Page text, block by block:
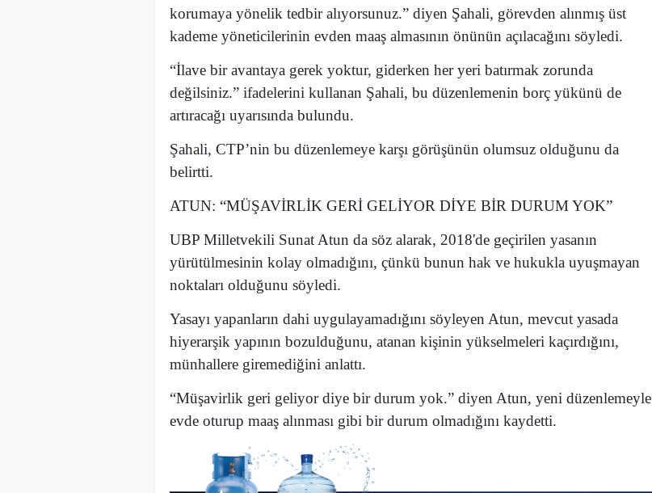
korumaya yönelik tedbir alıyorsunuz.” diyen Şahali, görevden alınmış üst
kademe yöneticilerinin evden maaş almasının önünün açılacağını söyledi.
“İlave bir avantaya gerek yoktur, giderken her yeri batırmak zorunda
değilsiniz.” ifadelerini kullanan Şahali, bu düzenlemenin borç yükünü de
artıracağı uyarısında bulundu.
Şahali, CTP’nin bu düzenlemeye karşı görüşünün olumsuz olduğunu da
belirtti.
ATUN: “MÜŞAVİRLİK GERİ GELİYOR DİYE BİR DURUM YOK”
UBP Milletvekili Sunat Atun da söz alarak, 2018'de geçirilen yasanın
yürütülmesinin kolay olmadığını, çünkü bunun hak ve hukukla uyuşmayan
noktaları olduğunu söyledi.
Yasayı yapanların dahi uygulayamadığını söyleyen Atun, mevcut yasada
hiyerarşik yapının bozulduğunu, atanan kişinin yükselmeleri kaçırdığını,
münhallere giremediğini anlattı.
“Müşavirlik geri geliyor diye bir durum yok.” diyen Atun, yeni düzenlemeyle
evde oturup maaş alınması gibi bir durum olmadığını kaydetti.